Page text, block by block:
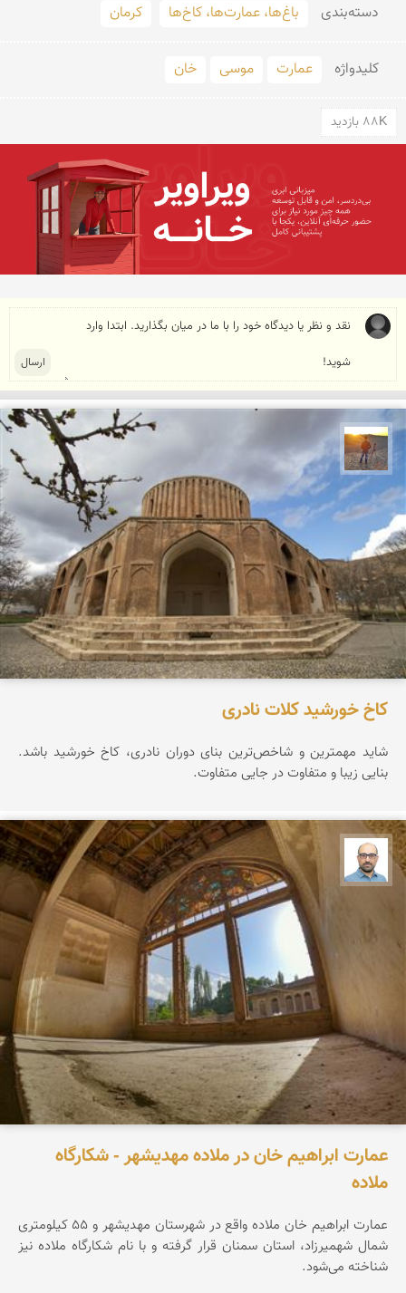
دسته‌بندی باغ‌ها، عمارت‌ها، کاخ‌ها کرمان
کلید‌واژه عمارت موسی خان
88K بازدید
مهدی مخلصیان
کاخ خورشید کلات نادری
شاید مهمترین و شاخص‌ترین بنای دوران نادری، کاخ خورشید باشد.
بنایی زیبا و متفاوت در جایی متفاوت.
بابک ارجمندی
عمارت ابراهیم خان در ملاده مهدیشهر - شکارگاه
ملاده
عمارت ابراهیم خان ملاده واقع در شهرستان مهدیشهر و ۵۵ کیلومتری
شمال شهمیرزاد، استان سمنان قرار گرفته و با نام شکارگاه ملاده نیز
شناخته می‌شود.